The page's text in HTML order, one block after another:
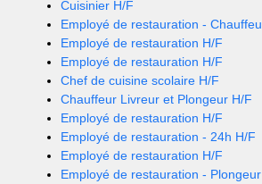
Cuisinier H/F
Employé de restauration -
Employé de restauration H/F
Employé de restauration H/F
Chef de cuisine scolaire H/F
Chauffeur Livreur et Plongeur H/F
Employé de restauration H/F
Employé de restauration - 24h H/F
Employé de restauration H/F
Employé de restauration -